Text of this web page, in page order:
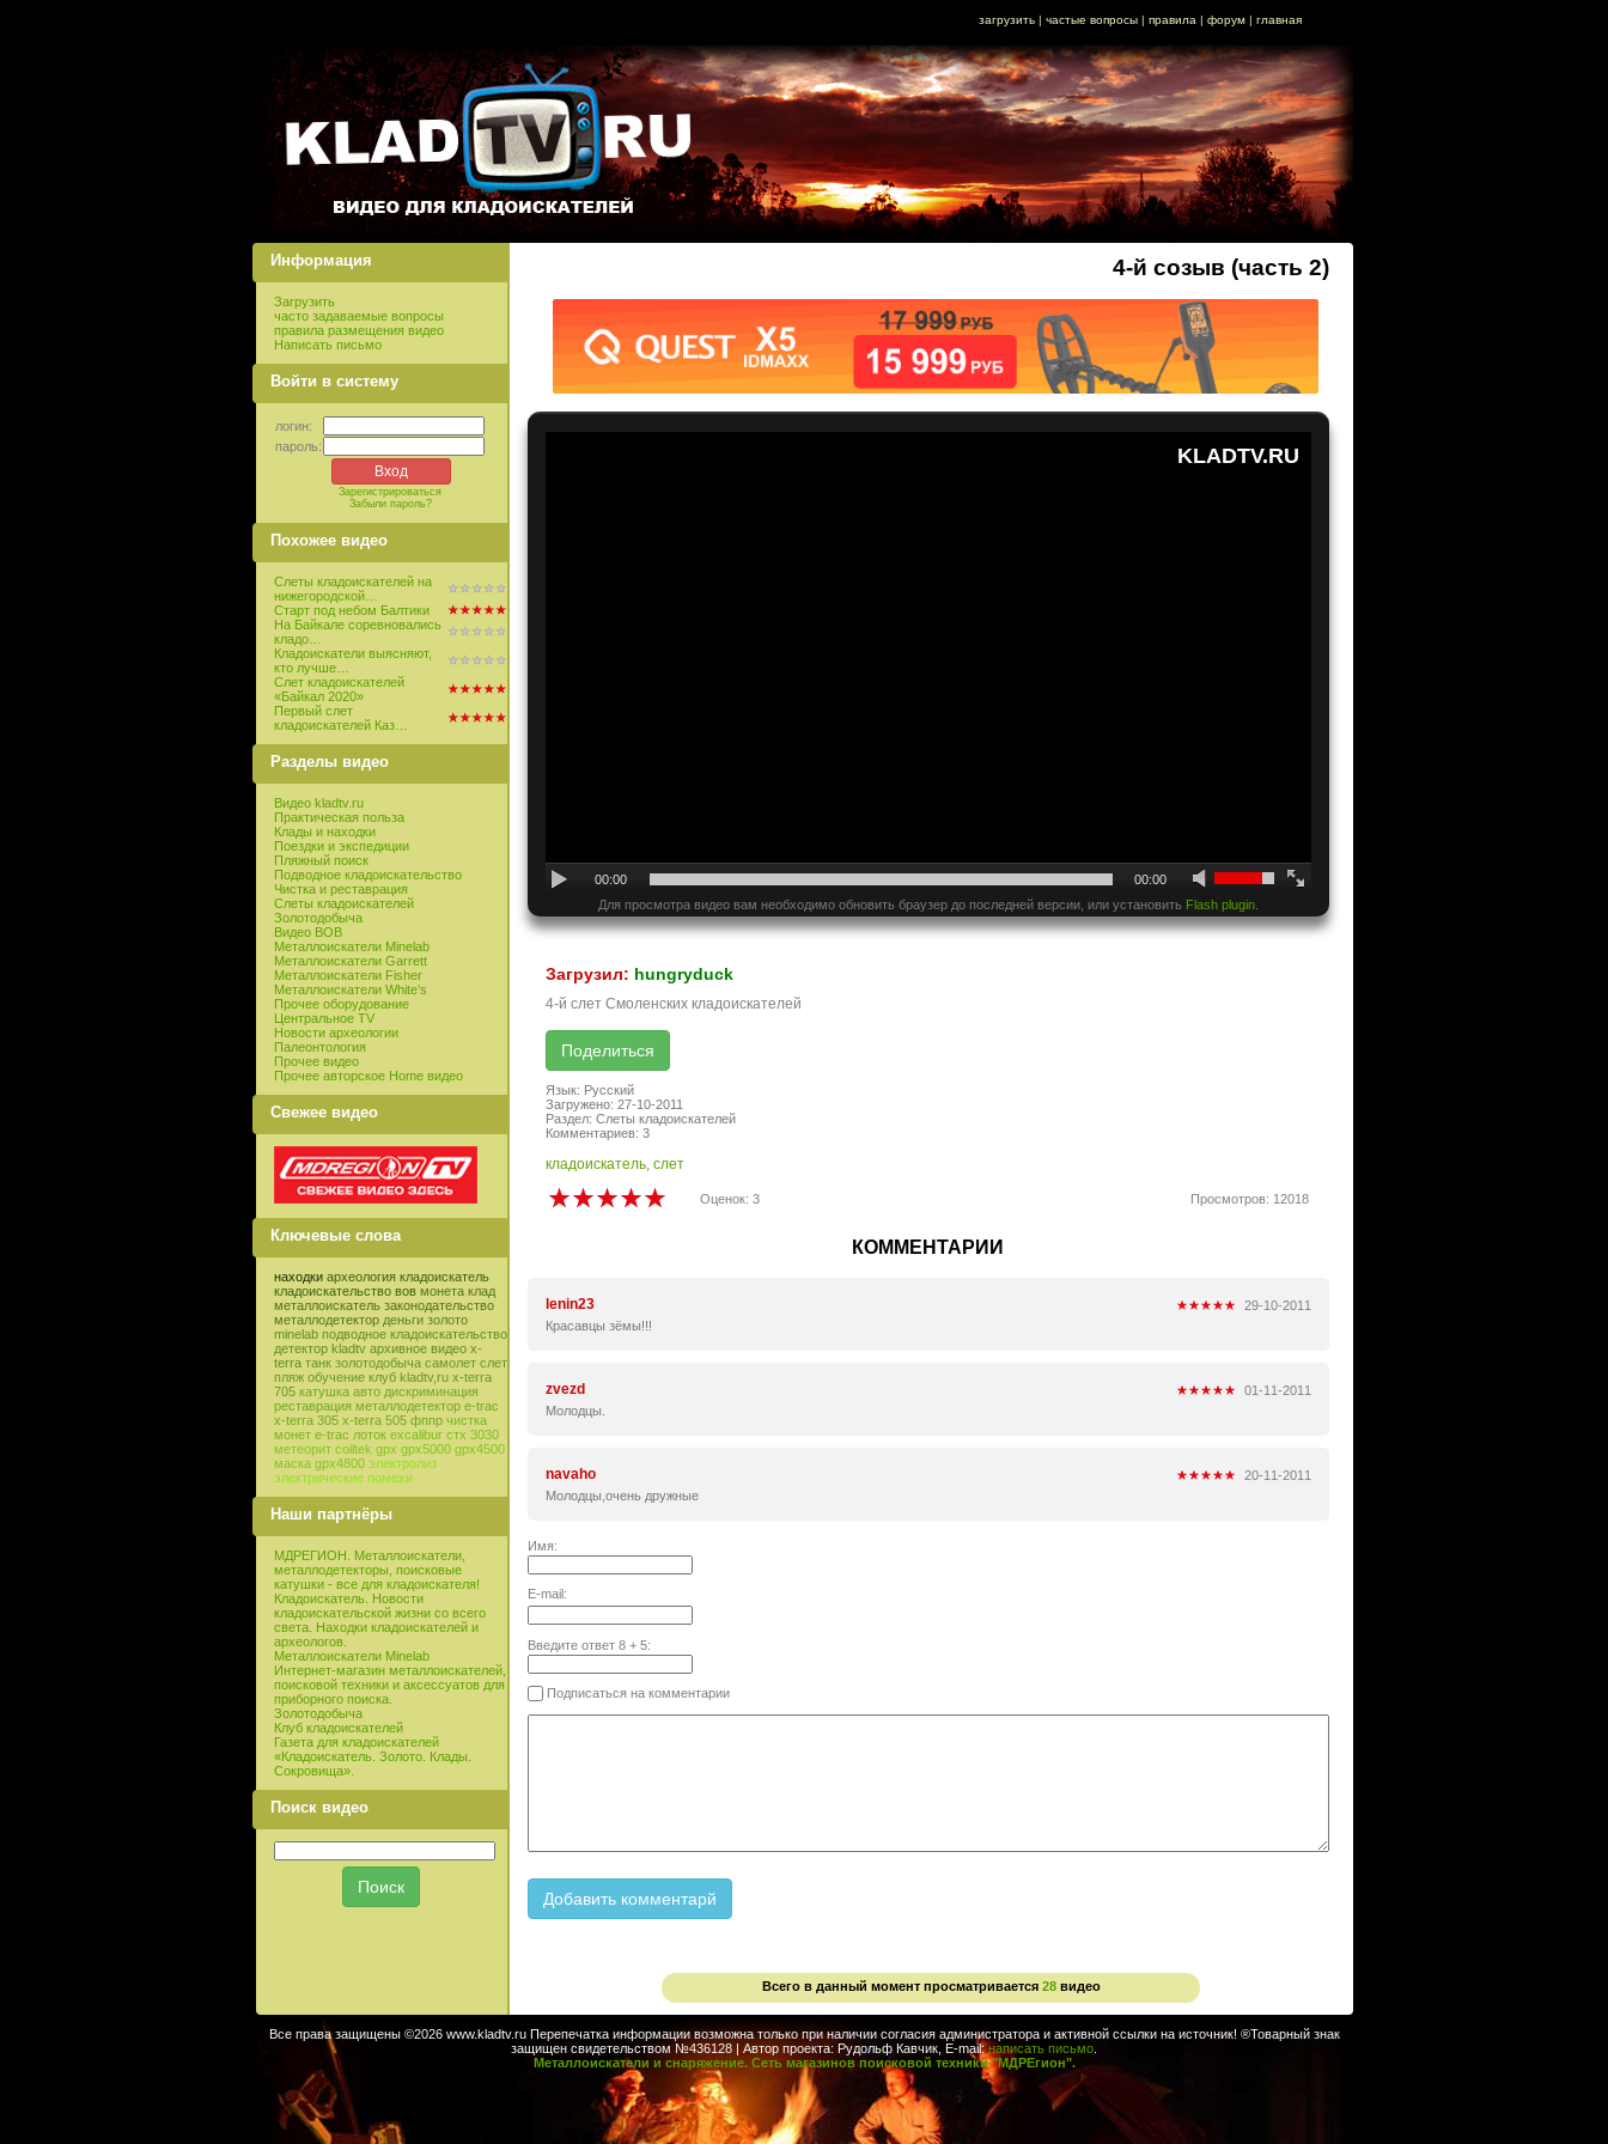
загрузить| частые вопросы| правила | форум| главная
Информация
Загрузить
часто задаваемые вопросы
правила размещения видео
Написать письмо
Войти в систему
логин:
пароль:
Зарегистрироваться
Забыли пароль?
Похожее видео
Слеты кладоискателей на
нижегородской…
Старт под небом Балтики
На Байкале соревновались
кладо…
Кладоискатели выясняют,
кто лучше…
Слет кладоискателей
«Байкал 2020»
Первый слет
кладоискателей Каз…
Разделы видео
Видео kladtv.ru
Практическая польза
Клады и находки
Поездки и экспедиции
Пляжный поиск
Подводное кладоискательство
Чистка и реставрация
Слеты кладоискателей
Золотодобыча
Видео ВОВ
Металлоискатели Minelab
Металлоискатели Garrett
Металлоискатели Fisher
Металлоискатели White’s
Прочее оборудование
Центральное TV
Новости археологии
Палеонтология
Прочее видео
Прочее авторское Home видео
Свежее видео
Ключевые слова
находки археология кладоискатель
кладоискательство вов монета клад
металлоискатель законодательство
металлодетектор деньги золото
minelab подводное кладоискательство
детектор kladtv архивное видео x-
terra танк золотодобыча самолет слет
пляж обучение клуб kladtv,ru x-terra
705 катушка авто дискриминация
реставрация металлодетектор e-trac
x-terra 305 x-terra 505 фппр чистка
монет e-trac лоток excalibur стх 3030
метеорит coiltek gpx gpx5000 gpx4500
маска gpx4800 электролиз
электрические помехи
Наши партнёры
МДРЕГИОН. Металлоискатели,
металлодетекторы, поисковые
катушки - все для кладоискателя!
Кладоискатель. Новости
кладоискательской жизни со всего
света. Находки кладоискателей и
археологов.
Металлоискатели Minelab
Интернет-магазин металлоискателей,
поисковой техники и аксессуатов для
приборного поиска.
Золотодобыча
Клуб кладоискателей
Газета для кладоискателей
«Кладоискатель. Золото. Клады.
Сокровища».
Поиск видео
4-й созыв (часть 2)
KLADTV.RU
00:00
00:00
Для просмотра видео вам необходимо обновить браузер до последней версии, или установить Flash plugin.
Загрузил: hungryduck
4-й слет Смоленских кладоискателей
Язык: Русский
Загружено: 27-10-2011
Раздел: Слеты кладоискателей
Комментариев: 3
кладоискатель, слет
Оценок: 3 Просмотров: 12018
КОММЕНТАРИИ
lenin23
29-10-2011
Красавцы зёмы!!!
zvezd
01-11-2011
Молодцы.
navaho
20-11-2011
Молодцы,очень дружные
Имя:
E-mail:
Введите ответ 8+ 5:
Подписаться на комментарии
Всего в данный момент просматривается 28видео
Все права защищены ©2026 www.kladtv.ru Перепечатка информации возможна только при наличии согласия администратора и активной ссылки на источник! ®Товарный знак
защищен свидетельством №436128 | Автор проекта: Рудольф Кавчик, E-mail:написать письмо
Металлоискатели и снаряжение. Сеть магазинов поисковой техники "МДРЕгион".